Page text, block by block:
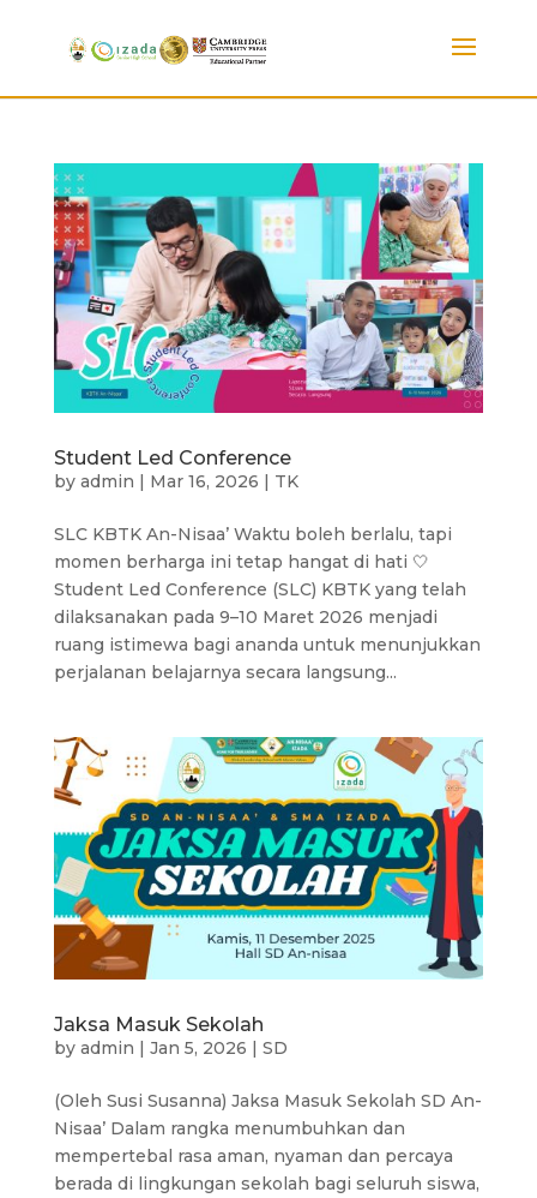
Student Led Conference
by admin Mar 16, 2026 TK
SLC KBTK An-Nisaa’ Waktu boleh berlalu, tapi
momen berharga ini tetap hangat di hati 🤍
Student Led Conference (SLC) KBTK yang telah
dilaksanakan pada 9–10 Maret 2026 menjadi
ruang istimewa bagi ananda untuk menunjukkan
perjalanan belajarnya secara langsung...
Jaksa Masuk Sekolah
by admin | Jan 5, 2026 | SD
(Oleh Susi Susanna) Jaksa Masuk Sekolah SD An-
Nisaa’ Dalam rangka menumbuhkan dan
mempertebal rasa aman, nyaman dan percaya
berada di lingkungan sekolah bagi seluruh siswa,